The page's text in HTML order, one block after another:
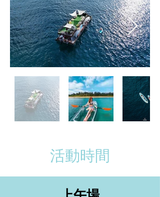
活動時間